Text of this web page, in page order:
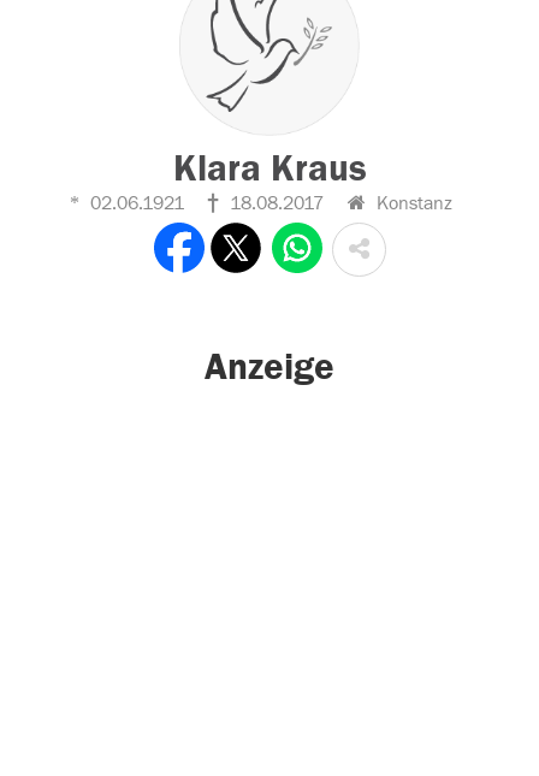
Klara Kraus
02.06.1921 18.08.2017 Konstanz
Anzeige